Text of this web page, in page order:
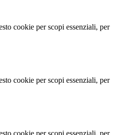
cookie per scopi essenziali, per
cookie per scopi essenziali, per